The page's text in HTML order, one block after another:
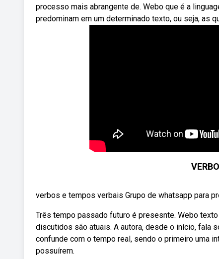
processo mais abrangente de. Webo que é a
predominam em um determinado texto, ou seja, as
verbos e tempos verbais Grupo de whatsapp para
Três tempo passado futuro é presesnte. Webo
discutidos são atuais. A autora, desde o início, fala
confunde com o tempo real, sendo o primeiro uma
possuírem.